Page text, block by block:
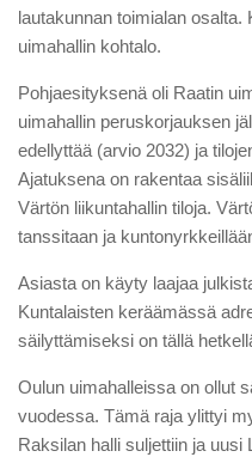
lautakunnan toimialan osalta.
uimahallin kohtalo.
Pohjaesityksenä oli Raatin
uimahallin peruskorjauksen
edellyttää (arvio 2032) ja
Ajatuksena on rakentaa
Värtön liikuntahallin tiloja.
tanssitaan ja
Asiasta on käyty laajaa
Kuntalaisten keräämässä
säilyttämiseksi on tällä
Oulun uimahalleissa on ollut
vuodessa. Tämä raja ylittyi
Raksilan halli suljettiin ja uusi